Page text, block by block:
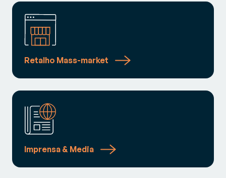
Retalho Mass-market
Imprensa & Media